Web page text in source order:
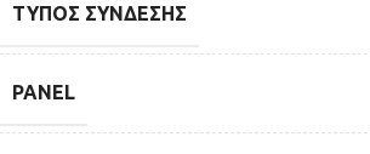
ΤΎΠΟΣ ΣΎΝΔΕΣΗΣ
PANEL